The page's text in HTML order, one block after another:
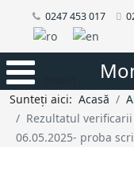
0247 453 017
Sunteți aici: Acasă
Rezultatul
06.05.2025- proba